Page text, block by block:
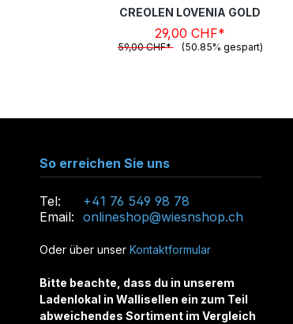
CREOLEN LOVENIA GOLD
29,00 CHF*
59,00 CHF* (50.85% gespart)
So erreichen Sie uns
Tel:
+41 76 549 98 78
Email: onlineshop@wiesnshop.ch
Oder über unser Kontaktformular
Bitte beachte, dass du in unserem
Ladenlokal in Wallisellen ein zum Teil
abweichendes Sortiment im Vergleich